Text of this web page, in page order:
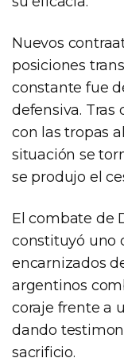
Nuevos
posiciones
constante fue
defensiva.
con las tropas
situación se
se produjo el
El combate de
constituyó uno
encarnizados
argentinos
coraje frente a
dando
sacrificio.